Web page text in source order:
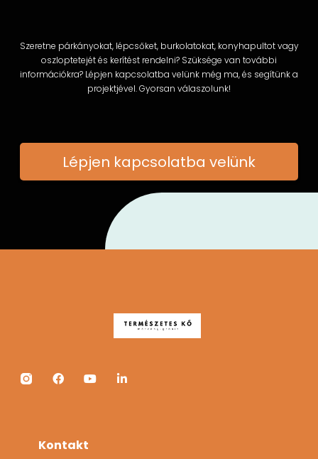
Szeretne párkányokat, lépcsőket, burkolatokat, konyhapultot vagy
oszloptetejét és kerítést rendelni? Szüksége van további
információkra? Lépjen kapcsolatba velünk még ma, és segítünk a
projektjével. Gyorsan válaszolunk!
Lépjen kapcsolatba velünk
Kontakt